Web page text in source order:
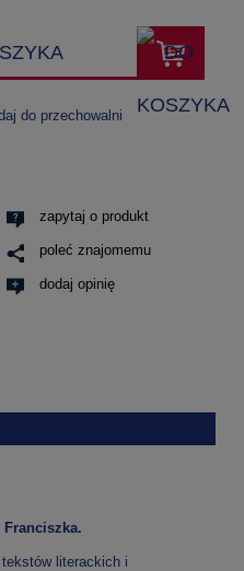
do przechowalni
zapytaj o produkt
poleć znajomemu
dodaj opinię
literackich i